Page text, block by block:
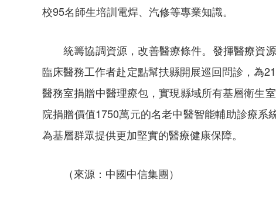
校95名師生培訓電焊、汽修等專業知識。
統籌協調資源，改善醫療條件。發揮醫療資
臨床醫務工作者赴定點幫扶縣開展巡回問診，為
醫務室捐贈中醫理療包，實現縣域所有基層衛生
院捐贈價值1750萬元的名老中醫智能輔助診療系
為基層群眾提供更加堅實的醫療健康保障。
（來源：中國中信集團）